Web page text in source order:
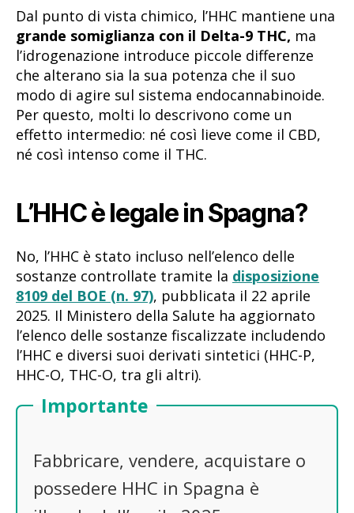
Dal punto di vista chimico, l’HHC mantiene una
grande somiglianza con il Delta-9 THC, ma
l’idrogenazione introduce piccole differenze
che alterano sia la sua potenza che il suo
modo di agire sul sistema endocannabinoide.
Per questo, molti lo descrivono come un
effetto intermedio: né così lieve come il CBD,
né così intenso come il THC.
L’HHC è legale in Spagna?
No, l’HHC è stato incluso nell’elenco delle
sostanze controllate tramite la disposizione
8109 del BOE (n. 97), pubblicata il 22 aprile
2025. Il Ministero della Salute ha aggiornato
l’elenco delle sostanze fiscalizzate includendo
l’HHC e diversi suoi derivati sintetici (HHC-P,
HHC-O, THC-O, tra gli altri).
Importante
Fabbricare, vendere, acquistare o
possedere HHC in Spagna è